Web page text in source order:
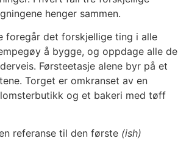
henger sammen.
foregår det forskjellige ting i alle
å bygge, og oppdage alle de
Førsteetasje alene byr på et
Torget er omkranset av en
og et bakeri med tøff
referanse til den første (ish)